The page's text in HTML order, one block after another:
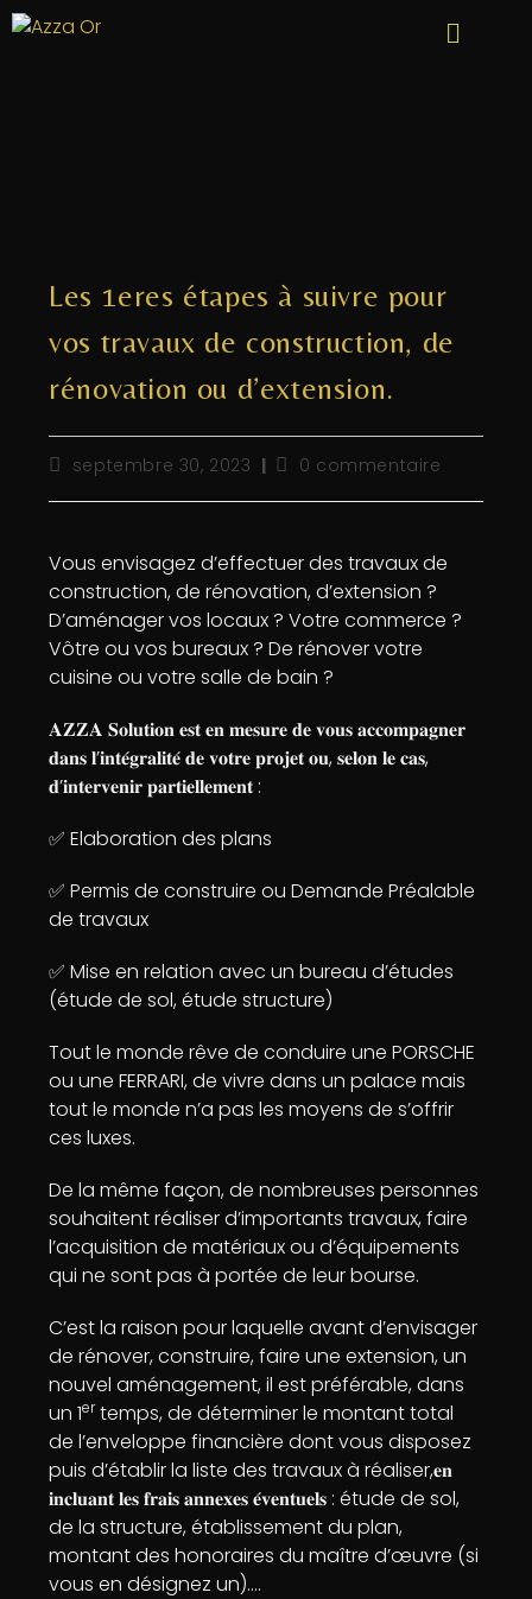
Les 1eres étapes à suivre pour
vos travaux de construction, de
rénovation ou d’extension.
septembre 30, 2023 0 commentaire
Vous envisagez d’effectuer des travaux de
construction, de rénovation, d’extension ?
D’aménager vos locaux ? Votre commerce ?
Vôtre ou vos bureaux ? De rénover votre
cuisine ou votre salle de bain ?
𝐀𝐙𝐙𝐀 𝐒𝐨𝐥𝐮𝐭𝐢𝐨𝐧 𝐞𝐬𝐭 𝐞𝐧 𝐦𝐞𝐬𝐮𝐫𝐞 𝐝𝐞 𝐯𝐨𝐮𝐬 𝐚𝐜𝐜𝐨𝐦𝐩𝐚𝐠𝐧𝐞𝐫
𝐝𝐚𝐧𝐬 𝐥’𝐢𝐧𝐭𝐞́𝐠𝐫𝐚𝐥𝐢𝐭𝐞́ 𝐝𝐞 𝐯𝐨𝐭𝐫𝐞 𝐩𝐫𝐨𝐣𝐞𝐭 𝐨𝐮, 𝐬𝐞𝐥𝐨𝐧 𝐥𝐞 𝐜𝐚𝐬,
𝐝’𝐢𝐧𝐭𝐞𝐫𝐯𝐞𝐧𝐢𝐫 𝐩𝐚𝐫𝐭𝐢𝐞𝐥𝐥𝐞𝐦𝐞𝐧𝐭 :
✅ Elaboration des plans
✅ Permis de construire ou Demande Préalable
de travaux
✅ Mise en relation avec un bureau d’études
(étude de sol, étude structure)
Tout le monde rêve de conduire une PORSCHE
ou une FERRARI, de vivre dans un palace mais
tout le monde n’a pas les moyens de s’offrir
ces luxes.
De la même façon, de nombreuses personnes
souhaitent réaliser d’importants travaux, faire
l’acquisition de matériaux ou d’équipements
qui ne sont pas à portée de leur bourse.
C’est la raison pour laquelle avant d’envisager
de rénover, construire, faire une extension, un
nouvel aménagement, il est préférable, dans
un 1ertemps, de déterminer le montant total
de l’enveloppe financière dont vous disposez
puis d’établir la liste des travaux à réaliser,𝐞𝐧
𝐢𝐧𝐜𝐥𝐮𝐚𝐧𝐭 𝐥𝐞𝐬 𝐟𝐫𝐚𝐢𝐬 𝐚𝐧𝐧𝐞𝐱𝐞𝐬 𝐞́𝐯𝐞𝐧𝐭𝐮𝐞𝐥𝐬 : étude de sol,
de la structure, établissement du plan,
montant des honoraires du maître d’œuvre (si
vous en désignez un)….